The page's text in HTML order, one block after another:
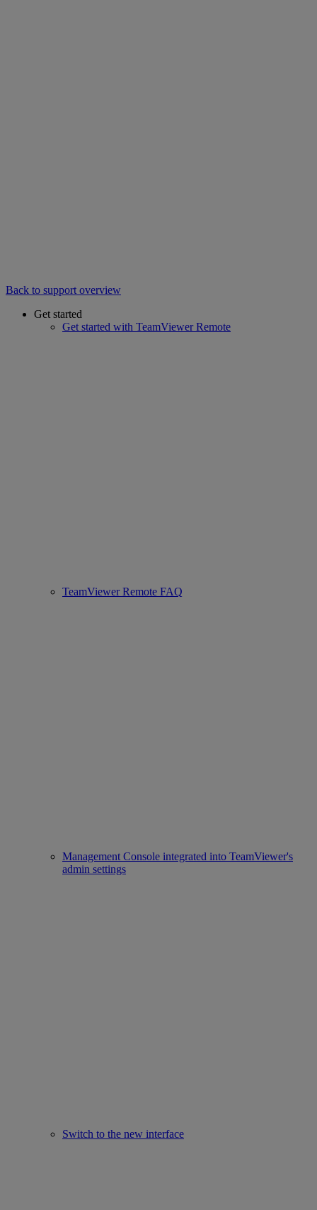
Back to support overview
Get started
Get started with TeamViewer Remote
TeamViewer Remote FAQ
Management Console integrated into TeamViewer's
admin settings
Switch to the new interface